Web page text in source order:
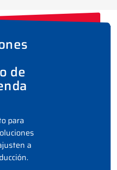
de
para
a